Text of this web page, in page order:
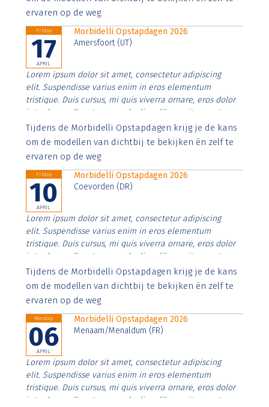
ervaren op de weg.
Friday
17
APRIL
Morbidelli Opstapdagen 2026
Amersfoort (UT)
Lorem ipsum dolor sit amet, consectetur adipiscing
elit. Suspendisse varius enim in eros elementum
tristique. Duis cursus, mi quis viverra ornare, eros dolor
interdum nulla, ut commodo diam libero vitae erat.
Aenean faucibus nibh et justo cursus id rutrum lorem
imperdiet. Nunc ut sem vitae risus tristique posuere.
Tijdens de Morbidelli Opstapdagen krijg je de kans
om de modellen van dichtbij te bekijken én zelf te
ervaren op de weg
Friday
10
APRIL
Morbidelli Opstapdagen 2026
Coevorden (DR)
Lorem ipsum dolor sit amet, consectetur adipiscing
elit. Suspendisse varius enim in eros elementum
tristique. Duis cursus, mi quis viverra ornare, eros dolor
interdum nulla, ut commodo diam libero vitae erat.
Aenean faucibus nibh et justo cursus id rutrum lorem
imperdiet. Nunc ut sem vitae risus tristique posuere.
Tijdens de Morbidelli Opstapdagen krijg je de kans
om de modellen van dichtbij te bekijken én zelf te
ervaren op de weg
Monday
06
APRIL
Morbidelli Opstapdagen 2026
Menaam/Menaldum (FR)
Lorem ipsum dolor sit amet, consectetur adipiscing
elit. Suspendisse varius enim in eros elementum
tristique. Duis cursus, mi quis viverra ornare, eros dolor
interdum nulla, ut commodo diam libero vitae erat.